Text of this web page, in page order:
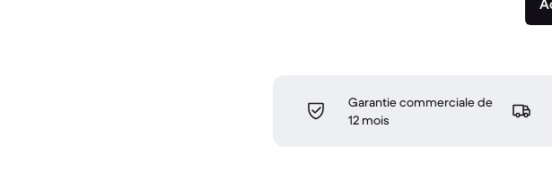
Garantie commerciale de
12 mois